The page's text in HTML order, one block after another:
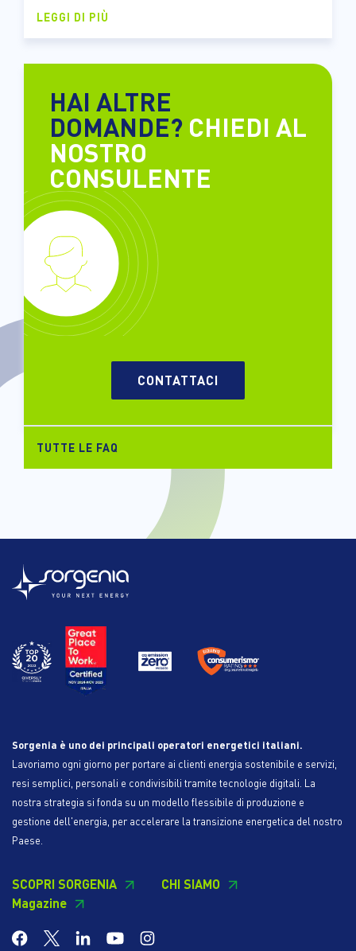
LEGGI DI PIÙ
HAI ALTRE
DOMANDE? CHIEDI AL
NOSTRO
CONSULENTE
CONTATTACI
TUTTE LE FAQ
Sorgenia è uno dei principali operatori energetici italiani.
Lavoriamo ogni giorno per portare ai clienti energia sostenibile e servizi,
resi semplici, personali e condivisibili tramite tecnologie digitali. La
nostra strategia si fonda su un modello flessibile di produzione e
gestione dell'energia, per accelerare la transizione energetica del nostro
Paese.
SCOPRI SORGENIA
CHI SIAMO
Magazine